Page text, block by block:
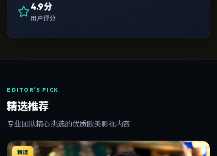
4.9分
用户评分
EDITOR'S PICK
精选推荐
专业团队精心挑选的优质欧美影视内容
精选